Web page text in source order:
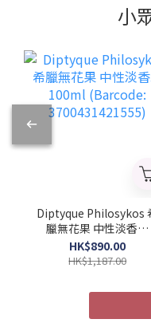
小
Diptyque Philosykos
臘無花果 中性淡香水
100ml (Barcode:
3700431421555)
HK$890.00
HK$1,187.00